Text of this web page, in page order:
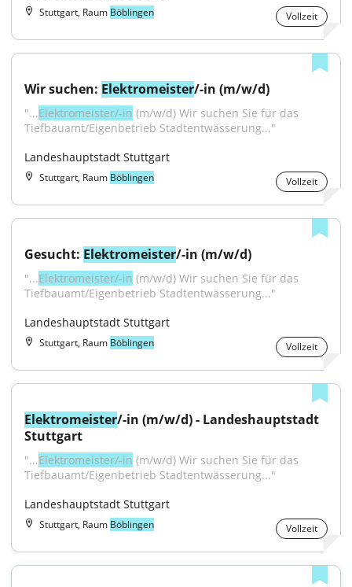
Stuttgart, Raum Böblingen Vollzeit
Wir suchen: Elektromeister/-in (m/w/d)
"...Elektromeister/-in (m/w/d) Wir suchen Sie für das
Tiefbauamt/Eigenbetrieb Stadtentwässerung..."
Landeshauptstadt Stuttgart
Stuttgart, Raum Böblingen Vollzeit
Gesucht: Elektromeister/-in (m/w/d)
"...Elektromeister/-in (m/w/d) Wir suchen Sie für das
Tiefbauamt/Eigenbetrieb Stadtentwässerung..."
Landeshauptstadt Stuttgart
Stuttgart, Raum Böblingen Vollzeit
Elektromeister/-in (m/w/d) - Landeshauptstadt
Stuttgart
"...Elektromeister/-in (m/w/d) Wir suchen Sie für das
Tiefbauamt/Eigenbetrieb Stadtentwässerung..."
Landeshauptstadt Stuttgart
Stuttgart, Raum Böblingen Vollzeit